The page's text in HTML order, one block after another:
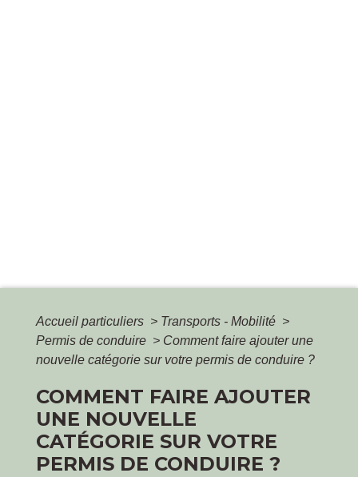
Accueil particuliers > Transports - Mobilité >
Permis de conduire > Comment faire ajouter une
nouvelle catégorie sur votre permis de conduire ?
COMMENT FAIRE AJOUTER
UNE NOUVELLE
CATÉGORIE SUR VOTRE
PERMIS DE CONDUIRE ?